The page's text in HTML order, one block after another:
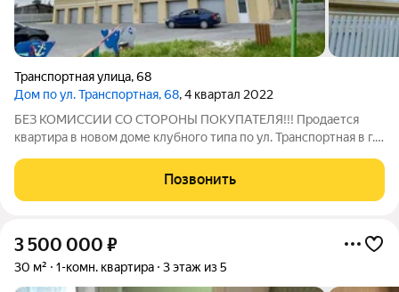
Транспортная улица,68
Дом по ул. Транспортная, 68, 4 квартал 2022
БЕЗ КОМИССИИ СО СТОРОНЫ ПОКУПАТЕЛЯ!!! Продается
квартира в новом доме клубного типа по ул. Транспортная в г.
отоплением, комната 15,4 кв.м., возможно объединить с
кухней, лоджия 5 кв.м. с выходом из
Позвонить
3 500 000 ₽
30 м² 1-комн. квартира 3 этаж из 5